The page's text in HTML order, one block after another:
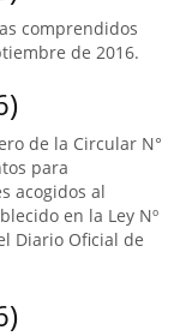
comprendidos
de 2016.
de la Circular N°
para
acogidos al
en la Ley Nº
Diario Oficial de